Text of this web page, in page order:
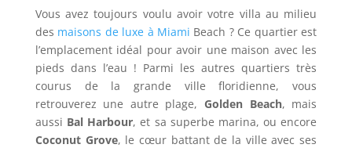
Vous avez toujours voulu avoir votre villa au milieu
des maisons de luxe à Miami Beach ? Ce quartier est
l’emplacement idéal pour avoir une maison avec les
pieds dans l’eau ! Parmi les autres quartiers très
courus de la grande ville floridienne, vous
retrouverez une autre plage, Golden Beach, mais
aussi Bal Harbour, et sa superbe marina, ou encore
Coconut Grove, le cœur battant de la ville avec ses